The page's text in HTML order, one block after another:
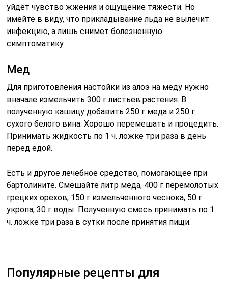
уйдёт чувство жжения и ощущение тяжести. Но
имейте в виду, что прикладывание льда не вылечит
инфекцию, а лишь снимет болезненную
симптоматику.
Мед
Для приготовления настойки из алоэ на меду нужно
вначале измельчить 300 г листьев растения. В
полученную кашицу добавить 250 г меда и 250 г
сухого белого вина. Хорошо перемешать и процедить.
Принимать жидкость по 1 ч. ложке три раза в день
перед едой.
Есть и другое лечебное средство, помогающее при
бартолините. Смешайте литр меда, 400 г перемолотых
грецких орехов, 150 г измельченного чеснока, 50 г
укропа, 30 г воды. Полученную смесь принимать по 1
ч. ложке три раза в сутки после принятия пищи.
Популярные рецепты для